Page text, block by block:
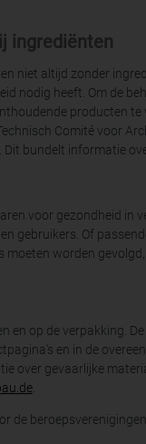
ingrediënten
niet altijd zonder
nodig heeft. Om de
producten te
Comité voor
bundelt informatie
voor gezondheid in
gebruikers. Of
worden
en op de verpakking.
en in de
over gevaarlijke
.
de